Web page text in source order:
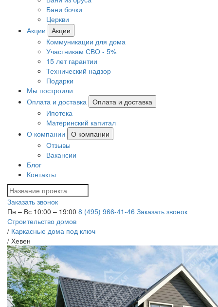
Бани бочки
Церкви
Акции
Акции
Коммуникации для дома
Участникам СВО - 5%
15 лет гарантии
Технический надзор
Подарки
Мы построили
Оплата и доставка
Оплата и доставка
Ипотека
Материнский капитал
О компании
О компании
Отзывы
Вакансии
Блог
Контакты
Заказать звонок
Пн – Вс 10:00 – 19:00 8 (495) 966-41-46 Заказать звонок
Строительство домов
/ Каркасные дома под ключ
/ Хевен